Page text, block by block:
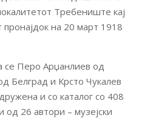
Требениште кај
пронајдок на 20 март 1918
се Перо Арџанлиев од
Белград и Крсто Чукалев
и со каталог со 408
од 26 автори – музејски